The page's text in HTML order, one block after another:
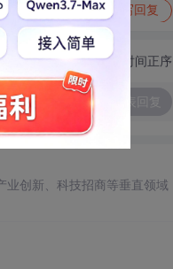
写回复
切换为时间正序
创新、科技招商等垂直领域